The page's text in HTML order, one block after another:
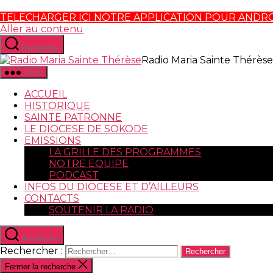
TELECHARGER ICI NOTRE APPLICATION POUR
Aller au contenu
Recherche
Radio Maria Sainte Thérèse
Menu
ACCUEIL
HISTORIQUE
SAINTE PATRONNE
LE DIOCESE DE SOKODE
EMISSIONS
LA GRILLE DES PROGRAMMES
NOTRE EQUIPE
PODCAST
INFOS DU DIOCESE ET D’AILLEURS
CONTACTS
SOUTENIR LA RADIO
Recherche
Rechercher :
Fermer la recherche